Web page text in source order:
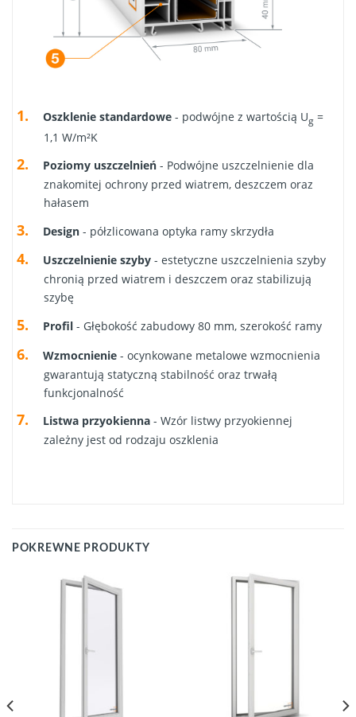
Oszklenie standardowe- podwójne z wartością Ug=
1,1 W/m²K
Poziomy uszczelnień- Podwójne uszczelnienie dla
znakomitej ochrony przed wiatrem, deszczem oraz
hałasem
Design- półzlicowana optyka ramy skrzydła
Uszczelnienie szyby- estetyczne uszczelnienia szyby
chronią przed wiatrem i deszczem oraz stabilizują
szybę
Profil- Głębokość zabudowy 80 mm, szerokość ramy
Wzmocnienie- ocynkowane metalowe wzmocnienia
gwarantują statyczną stabilność oraz trwałą
funkcjonalność
Listwa przyokienna- Wzór listwy przyokiennej
zależny jest od rodzaju oszklenia
POKREWNE PRODUKTY